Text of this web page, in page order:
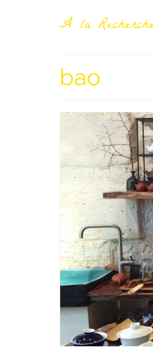
A la
bao